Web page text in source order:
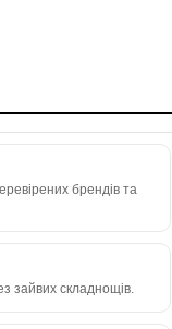
брендів та
зайвих складнощів.